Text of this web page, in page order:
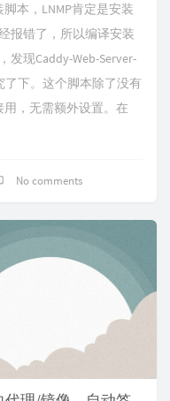
本，LNMP肯定是安装
报错了，所以编译安装
现Caddy-Web-Server-
下。这个脚本除了没有
用，无需额外设置。在
No comments